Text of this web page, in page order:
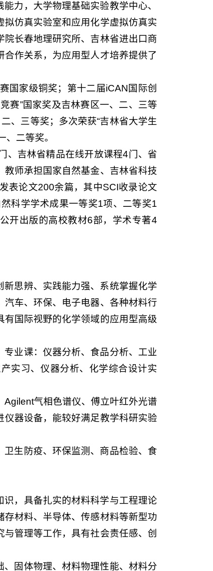
力，大学物理基础实验教学中心、
仿真实验室和应用化学虚拟仿真实
长春地理研究所、吉林省进出口商
作关系，为应用型人才培养提供了
国家级铜奖；第十二届iCAN国际创
赛”国家奖及吉林赛区一、二、三等
、三等奖；多次荣获“吉林省大学生
二等奖。
、吉林省精品在线开放课程4门、省
师承担国家自然基金、吉林省科技
表论文200余篇，其中SCI收录论文
科学学术成果一等奖1项、二等奖1
开出版的高校教材6部，学术专著4
思辨、实践能力强、系统掌握化学
车、环保、电子电器、各种材料行
国际视野的化学领域的应用型高级
业课：仪器分析、食品分析、工业
实习、仪器分析、化学综合设计实
气相色谱仪、傅立叶红外光谱
器设备，能较好满足教学科研实验
生防疫、环保监测、商品检验、食
，具备扎实的材料科学与工程理论
材料、半导体、传感材料等新型功
管理等工作，具有社会责任感、创
固体物理、材料物理性能、材料分